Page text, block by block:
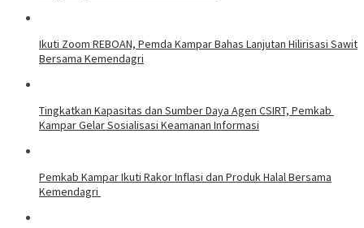
Ikuti Zoom REBOAN, Pemda Kampar Bahas Lanjutan Hilirisasi Sawit
Bersama Kemendagri
Tingkatkan Kapasitas dan Sumber Daya Agen CSIRT, Pemkab
Kampar Gelar Sosialisasi Keamanan Informasi
Pemkab Kampar Ikuti Rakor Inflasi dan Produk Halal Bersama
Kemendagri